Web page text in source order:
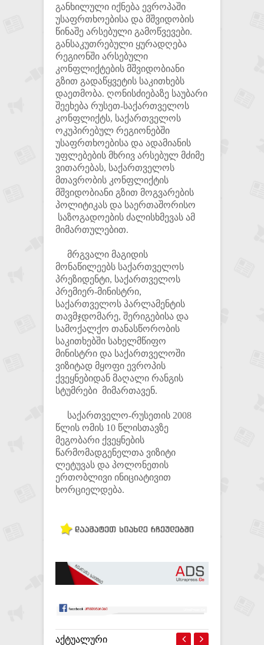
განხილული იქნება ევროპაში
უსაფრთხოებისა და მშვიდობის
წინაშე არსებული გამოწვევები.
განსაკუთრებული ყურადღება
რეგიონში არსებული
კონფლიქტების მშვიდობიანი
გზით გადაწყვეტის საკითხებს
დაეთმობა. ღონისძიებაზე საუბარი
შეეხება რუსეთ-საქართველოს
კონფლიქტს, საქართველოს
ოკუპირებულ რეგიონებში
უსაფრთხოებისა და ადამიანის
უფლებების მხრივ არსებულ მძიმე
ვითარებას, საქართველოს
მთავრობის კონფლიქტის
მშვიდობიანი გზით მოგვარების
პოლიტიკას და საერთაშორისო
საზოგადოების ძალისხმევას ამ
მიმართულებით.
მრგვალი მაგიდის
მონაწილეებს საქართველოს
პრეზიდენტი, საქართველოს
პრემიერ-მინისტრი,
საქართველოს პარლამენტის
თავმჯდომარე, შერიგებისა და
სამოქალქო თანასწორობის
საკითხებში სახელმწიფო
მინისტრი და საქართველოში
ვიზიტად მყოფი ევროპის
ქვეყნებიდან მაღალი რანგის
სტუმრები მიმართავენ.
საქართველო-რუსეთის 2008
წლის ომის 10 წლისთავზე
მეგობარი ქვეყნების
წარმომადგენელთა ვიზიტი
ლეტუვას და პოლონეთის
ერთობლივი ინიციატივით
ხორციელდება.
ᲐᲥᲢᲣᲐᲚᲣᲠᲘ